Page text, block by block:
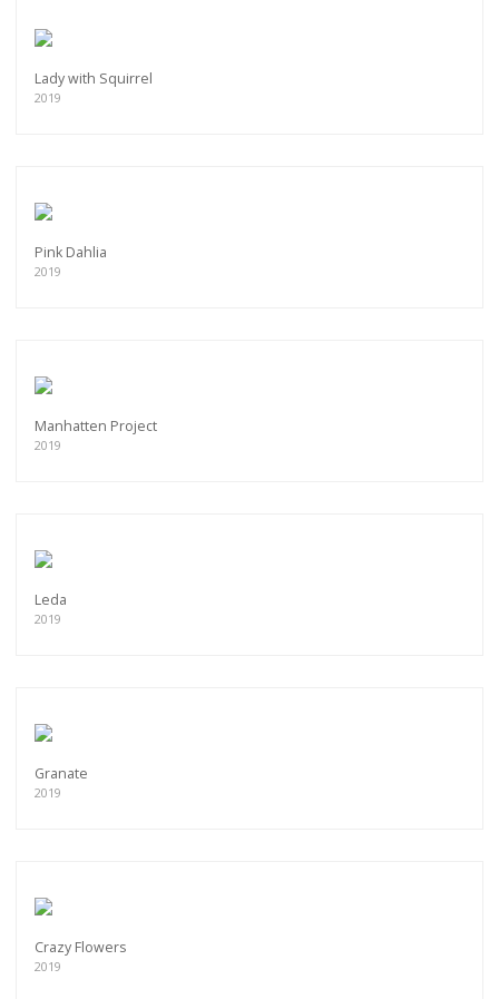
Lady with Squirrel
2019
Pink Dahlia
2019
Manhatten Project
2019
Leda
2019
Granate
2019
Crazy Flowers
2019